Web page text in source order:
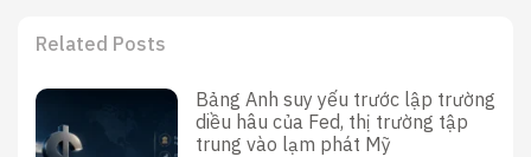
Related Posts
Bảng Anh suy yếu trước lập trường
diều hâu của Fed, thị trường tập
trung vào lạm phát Mỹ